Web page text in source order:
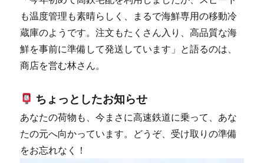
も温度管理も素晴らしく、まるで海鮮専用の移動冷
蔵庫のようです。注文もたくさん入り、高品質な海
鮮を事前に準備して発送しています」と語るのは、
商店を営む林さん。
ちょっとしたお知らせ
あなたの荷物も、今まさに高速鉄道に乗って、あな
たの元へ向かっています。どうぞ、受け取りの準備
をお忘れなく！